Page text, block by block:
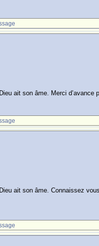
ait son âme. Merci d’avance
ait son âme. Connaissez